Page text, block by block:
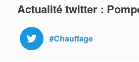
Actualité twitter :
#Chauffage